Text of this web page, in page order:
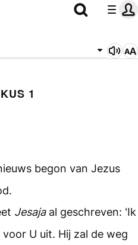
1
begon van Jezus
Jesajaal geschreven: 'Ik
U uit. Hij zal de weg